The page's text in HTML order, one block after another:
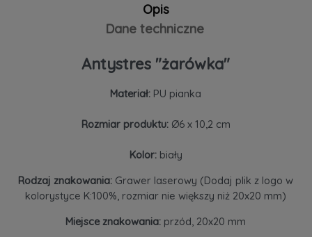
Opis
Dane techniczne
Antystres "żarówka"
Materiał: PU pianka
Rozmiar produktu: Ø6 x 10,2 cm
Kolor:biały
Rodzaj znakowania: Grawer laserowy (Dodaj plik z logo w
kolorystyce K:100%, rozmiar nie większy niż 20x20 mm)
Miejsce znakowania: przód, 20x20 mm